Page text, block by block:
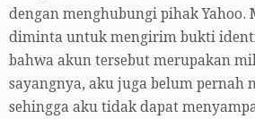
dengan menghubungi pihak Yahoo.
diminta untuk mengirim bukti
bahwa akun tersebut merupakan
sayangnya, aku juga belum pernah
sehingga aku tidak dapat